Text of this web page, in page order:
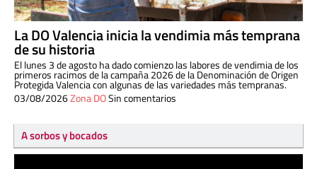
La DO Valencia inicia la vendimia más temprana
de su historia
El lunes 3 de agosto ha dado comienzo las labores de vendimia de los
primeros racimos de la campaña 2026 de la Denominación de Origen
Protegida Valencia con algunas de las variedades más tempranas.
03/08/2026Zona DOSin comentarios
A sorbos y bocados